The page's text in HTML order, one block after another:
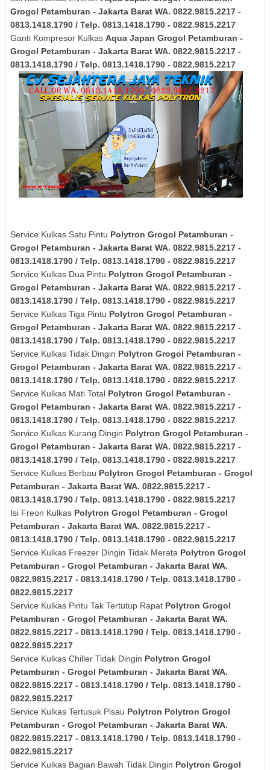
Grogol Petamburan - Jakarta Barat WA. 0822.9815.2217 -
0813.1418.1790 / Telp. 0813.1418.1790 - 0822.9815.2217
Ganti Kompresor Kulkas Aqua Japan Grogol Petamburan -
Grogol Petamburan - Jakarta Barat WA. 0822.9815.2217 -
0813.1418.1790 / Telp. 0813.1418.1790 - 0822.9815.2217
Service Kulkas Satu Pintu Polytron Grogol Petamburan -
Grogol Petamburan - Jakarta Barat WA. 0822.9815.2217 -
0813.1418.1790 / Telp. 0813.1418.1790 - 0822.9815.2217
Service Kulkas Dua Pintu Polytron Grogol Petamburan -
Grogol Petamburan - Jakarta Barat WA. 0822.9815.2217 -
0813.1418.1790 / Telp. 0813.1418.1790 - 0822.9815.2217
Service Kulkas Tiga Pintu Polytron Grogol Petamburan -
Grogol Petamburan - Jakarta Barat WA. 0822.9815.2217 -
0813.1418.1790 / Telp. 0813.1418.1790 - 0822.9815.2217
Service Kulkas Tidak Dingin Polytron Grogol Petamburan -
Grogol Petamburan - Jakarta Barat WA. 0822.9815.2217 -
0813.1418.1790 / Telp. 0813.1418.1790 - 0822.9815.2217
Service Kulkas Mati Total Polytron Grogol Petamburan -
Grogol Petamburan - Jakarta Barat WA. 0822.9815.2217 -
0813.1418.1790 / Telp. 0813.1418.1790 - 0822.9815.2217
Service Kulkas Kurang Dingin Polytron Grogol Petamburan -
Grogol Petamburan - Jakarta Barat WA. 0822.9815.2217 -
0813.1418.1790 / Telp. 0813.1418.1790 - 0822.9815.2217
Service Kulkas Berbau Polytron Grogol Petamburan - Grogol
Petamburan - Jakarta Barat WA. 0822.9815.2217 -
0813.1418.1790 / Telp. 0813.1418.1790 - 0822.9815.2217
Isi Freon Kulkas Polytron Grogol Petamburan - Grogol
Petamburan - Jakarta Barat WA. 0822.9815.2217 -
0813.1418.1790 / Telp. 0813.1418.1790 - 0822.9815.2217
Service Kulkas Freezer Dingin Tidak Merata Polytron Grogol
Petamburan - Grogol Petamburan - Jakarta Barat WA.
0822.9815.2217 - 0813.1418.1790 / Telp. 0813.1418.1790 -
0822.9815.2217
Service Kulkas Pintu Tak Tertutup Rapat Polytron Grogol
Petamburan - Grogol Petamburan - Jakarta Barat WA.
0822.9815.2217 - 0813.1418.1790 / Telp. 0813.1418.1790 -
0822.9815.2217
Service Kulkas Chiller Tidak Dingin Polytron Grogol
Petamburan - Grogol Petamburan - Jakarta Barat WA.
0822.9815.2217 - 0813.1418.1790 / Telp. 0813.1418.1790 -
0822.9815.2217
Service Kulkas Tertusuk Pisau Polytron Polytron Grogol
Petamburan - Grogol Petamburan - Jakarta Barat WA.
0822.9815.2217 - 0813.1418.1790 / Telp. 0813.1418.1790 -
0822.9815.2217
Service Kulkas Bagian Bawah Tidak Dingin Polytron Grogol